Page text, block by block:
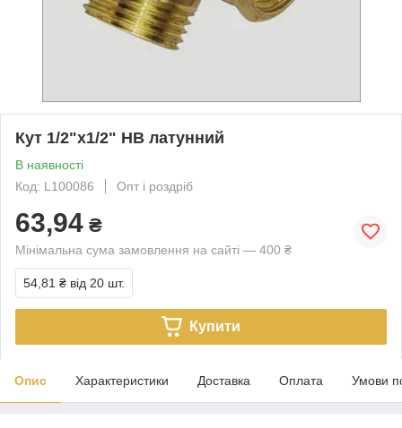
Кут 1/2"х1/2" НВ латунний
В наявності
Код: L100086
Опт і роздріб
63,94 ₴
Мінімальна сума замовлення на сайті — 400 ₴
54,81 ₴ від 20 шт.
Купити
Опис Характеристики Доставка Оплата Умови